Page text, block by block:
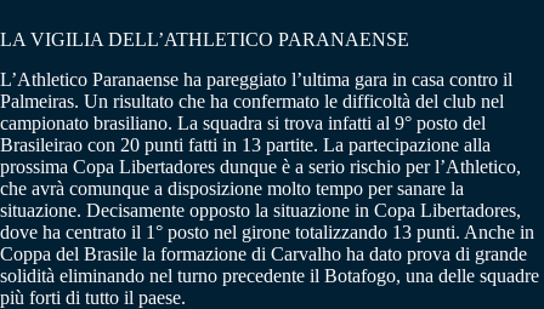
LA VIGILIA DELL’ATHLETICO PARANAENSE
L’Athletico Paranaense ha pareggiato l’ultima gara in casa contro il
Palmeiras. Un risultato che ha confermato le difficoltà del club nel
campionato brasiliano. La squadra si trova infatti al 9° posto del
Brasileirao con 20 punti fatti in 13 partite. La partecipazione alla
prossima Copa Libertadores dunque è a serio rischio per l’Athletico,
che avrà comunque a disposizione molto tempo per sanare la
situazione. Decisamente opposto la situazione in Copa Libertadores,
dove ha centrato il 1° posto nel girone totalizzando 13 punti. Anche in
Coppa del Brasile la formazione di Carvalho ha dato prova di grande
solidità eliminando nel turno precedente il Botafogo, una delle squadre
più forti di tutto il paese.